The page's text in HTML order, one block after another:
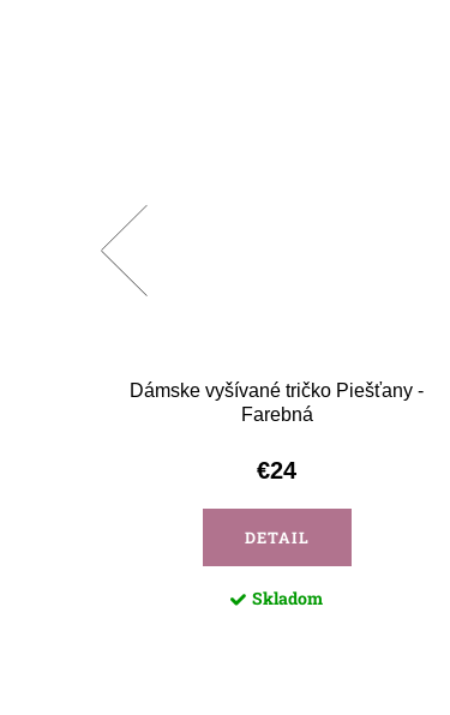
Dámske vyšívané tričko Piešťany -
Farebná
€24
DETAIL
Skladom